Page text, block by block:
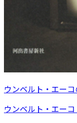
ウンベルト・エー
ウンベルト・エー